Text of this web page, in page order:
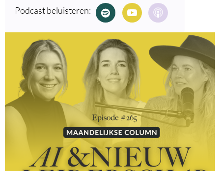
Podcast beluisteren: